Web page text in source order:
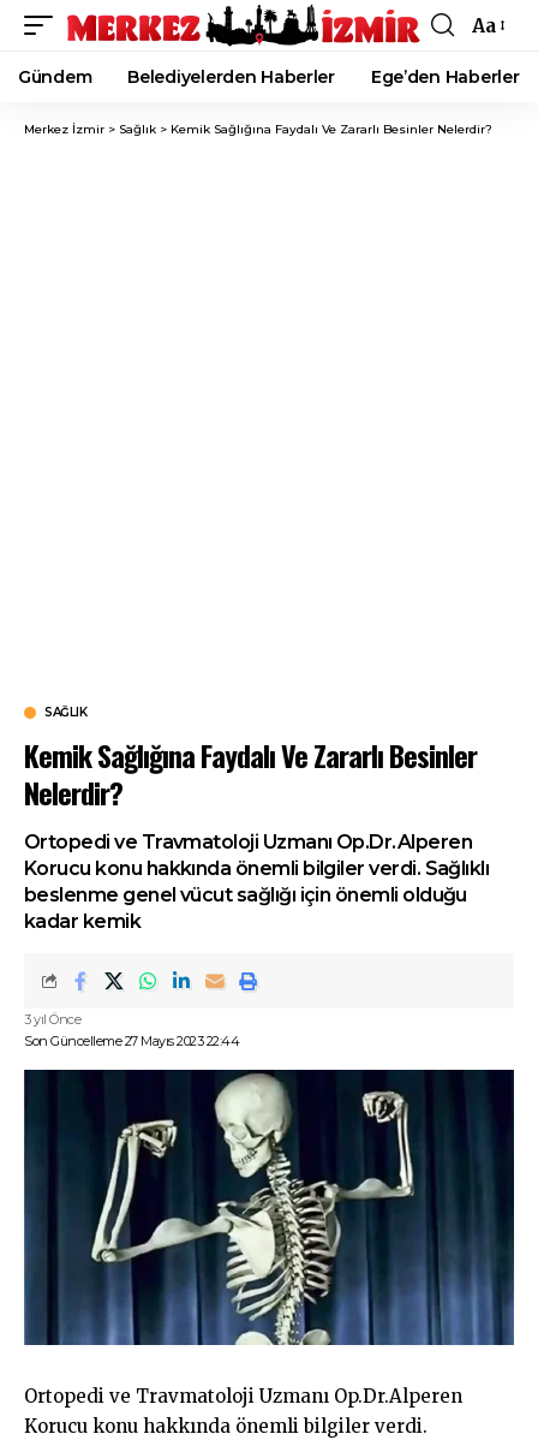
Font
Resizer
Aa
Gündem Belediyelerden Haberler Ege’den Haberler
Merkez İzmir > Sağlık > Kemik Sağlığına Faydalı Ve Zararlı Besinler Nelerdir?
SAĞLIK
Kemik Sağlığına Faydalı Ve Zararlı Besinler
Nelerdir?
Ortopedi ve Travmatoloji Uzmanı Op.Dr.Alperen
Korucu konu hakkında önemli bilgiler verdi. Sağlıklı
beslenme genel vücut sağlığı için önemli olduğu
kadar kemik
Son Güncelleme 27 Mayıs 2023 22:44
3 yıl Önce
Ortopedi ve Travmatoloji Uzmanı Op.Dr.Alperen
Korucu konu hakkında önemli bilgiler verdi.